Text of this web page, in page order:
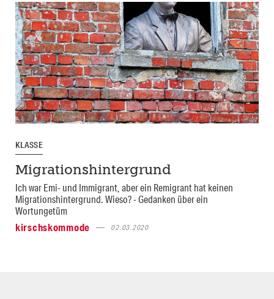
KLASSE
Migrationshintergrund
Ich war Emi- und Immigrant, aber ein Remigrant hat keinen
Migrationshintergrund. Wieso? - Gedanken über ein
Wortungetüm
kirschskommode
02.03.2020